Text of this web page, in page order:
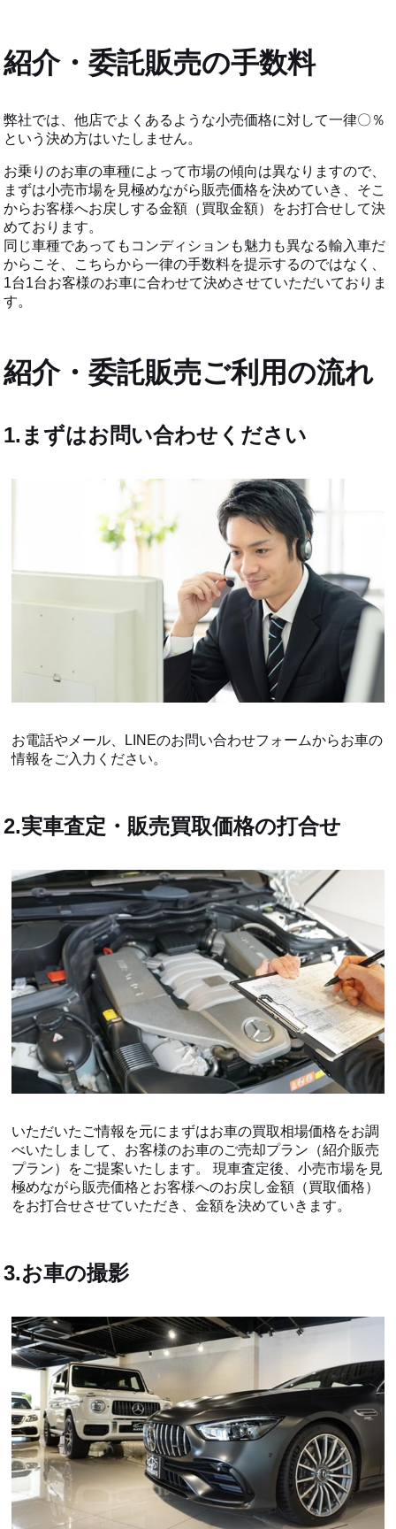
紹介・委託販売の手数料
弊社では、他店でよくあるような小売価格に対して一律〇％
という決め方はいたしません。
お乗りのお車の車種によって市場の傾向は異なりますので、
まずは小売市場を見極めながら販売価格を決めていき、そこ
からお客様へお戻しする金額（買取金額）をお打合せして決
めております。
同じ車種であってもコンディションも魅力も異なる輸入車だ
からこそ、こちらから一律の手数料を提示するのではなく、
1台1台お客様のお車に合わせて決めさせていただいておりま
す。
紹介・委託販売ご利用の流れ
1.まずはお問い合わせください
お電話やメール、LINEのお問い合わせフォームからお車の
情報をご入力ください。
2.実車査定・販売買取価格の打合せ
いただいたご情報を元にまずはお車の買取相場価格をお調
べいたしまして、お客様のお車のご売却プラン（紹介販売
プラン）をご提案いたします。 現車査定後、小売市場を見
極めながら販売価格とお客様へのお戻し金額（買取価格）
をお打合せさせていただき、金額を決めていきます。
3.お車の撮影